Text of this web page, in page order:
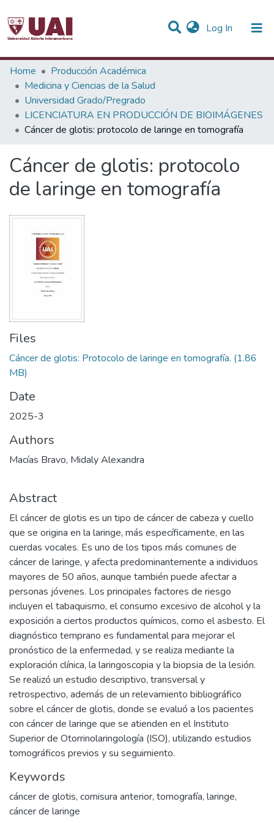
Log In (current)
Statistics
Communities & Collections
All of DSpace
Home
Producción Académica
Medicina y Ciencias de la Salud
Universidad Grado/Pregrado
LICENCIATURA EN PRODUCCIÓN DE BIOIMÁGENES
Cáncer de glotis: protocolo de laringe en tomografía
Cáncer de glotis: protocolo
de laringe en tomografía
Files
Cáncer de glotis: Protocolo de laringe en tomografía. (1.86
MB)
Date
2025-3
Authors
Macías Bravo, Midaly Alexandra
Abstract
El cáncer de glotis es un tipo de cáncer de cabeza y cuello
que se origina en la laringe, más específicamente, en las
cuerdas vocales. Es uno de los tipos más comunes de
cáncer de laringe, y afecta predominantemente a individuos
mayores de 50 años, aunque también puede afectar a
personas jóvenes. Los principales factores de riesgo
incluyen el tabaquismo, el consumo excesivo de alcohol y la
exposición a ciertos productos químicos, como el asbesto. El
diagnóstico temprano es fundamental para mejorar el
pronóstico de la enfermedad, y se realiza mediante la
exploración clínica, la laringoscopia y la biopsia de la lesión.
Se realizó un estudio descriptivo, transversal y
retrospectivo, además de un relevamiento bibliográfico
sobre el cáncer de glotis, donde se evaluó a los pacientes
con cáncer de laringe que se atienden en el Instituto
Superior de Otorrinolaringología (ISO), utilizando estudios
tomográficos previos y su seguimiento.
Keywords
cáncer de glotis, comisura anterior, tomografía, laringe,
cáncer de laringe